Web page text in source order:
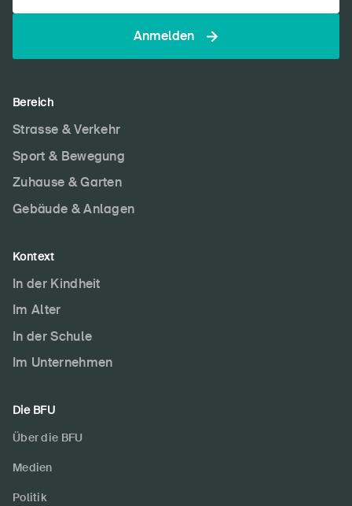
Anmelden
Bereich
Strasse & Verkehr
Sport & Bewegung
Zuhause & Garten
Gebäude & Anlagen
Kontext
In der Kindheit
Im Alter
In der Schule
Im Unternehmen
Die BFU
Über die BFU
Medien
Politik